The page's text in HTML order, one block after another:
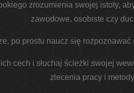
zrozumienia swojej istoty,
zawodowe, osobiste czy
po prostu naucz się
cech i słuchaj ścieżki swojej
zlecenia pracy i